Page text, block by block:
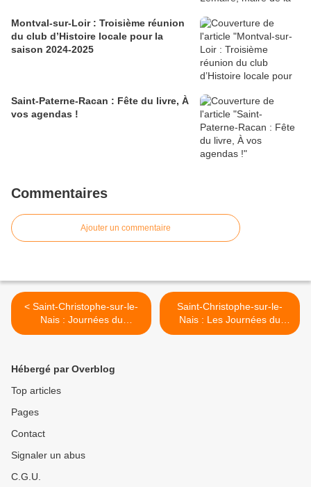
Montval-sur-Loir : Troisième réunion
du club d’Histoire locale pour la
saison 2024-2025
Saint-Paterne-Racan : Fête du livre, À
vos agendas !
Commentaires
Ajouter un commentaire
< Saint-Christophe-sur-le-
Nais : Journées du
Patrimoine (rappel)
Saint-Christophe-sur-le-
Nais : Les Journées du
Patrimoine avec Histoire et
Hébergé par Overblog
Top articles
Pages
Contact
Signaler un abus
C.G.U.